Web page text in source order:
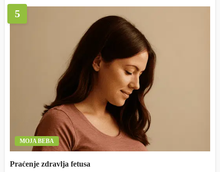
5
MOJA BEBA
Praćenje zdravlja fetusa